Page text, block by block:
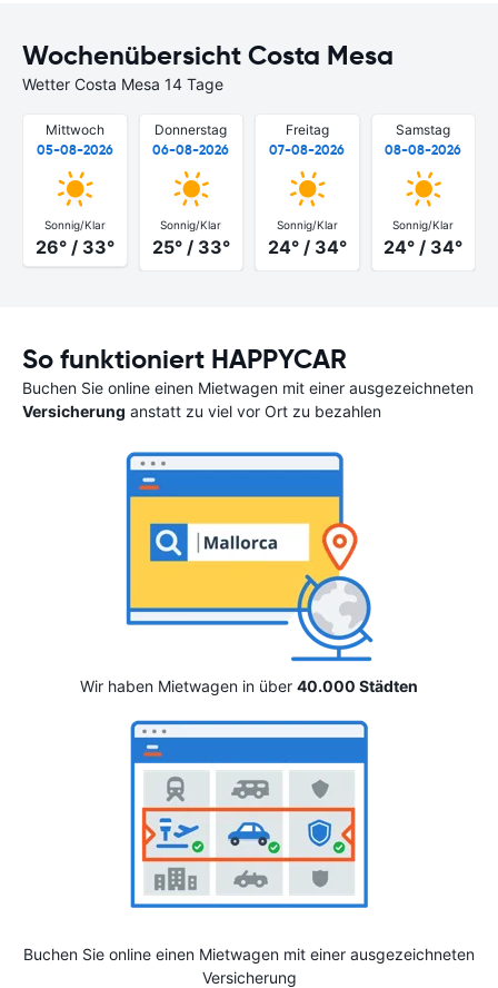
Wochenübersicht Costa Mesa
Wetter Costa Mesa 14 Tage
Mittwoch
05-08-2026
Sonnig/Klar
26° / 33°
Donnerstag
06-08-2026
Sonnig/Klar
25° / 33°
Freitag
07-08-2026
Sonnig/Klar
24° / 34°
Samstag
08-08-2026
Sonnig/Klar
24° / 34°
So funktioniert HAPPYCAR
Buchen Sie online einen Mietwagen mit einer ausgezeichneten
Versicherung anstatt zu viel vor Ort zu bezahlen
Wir haben Mietwagen in über 40.000 Städten
Buchen Sie online einen Mietwagen mit einer ausgezeichneten
Versicherung